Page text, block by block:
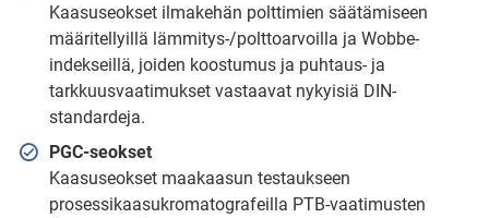
Kaasuseokset ilmakehän polttimien säätämiseen
määritellyillä lämmitys-/polttoarvoilla ja Wobbe-
indekseillä, joiden koostumus ja puhtaus- ja
tarkkuusvaatimukset vastaavat nykyisiä DIN-
standardeja.
PGC-seokset
Kaasuseokset maakaasun testaukseen
prosessikaasukromatografeilla PTB-vaatimusten